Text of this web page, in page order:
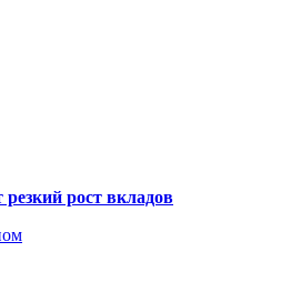
рост вкладов